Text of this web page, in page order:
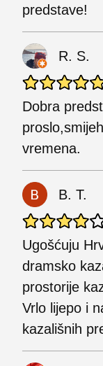
predstave!
R. S.
Dobra
vremena.
B. T.
Ugošćuju
dramsko
prostorije
Vrlo lijepo i
kazališnih